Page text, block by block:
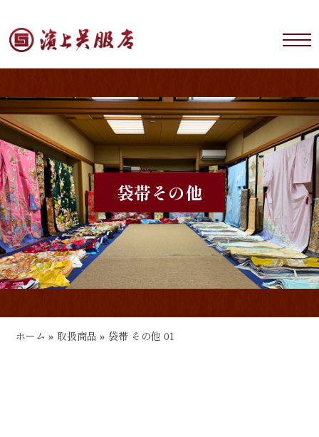
袋帯その他
ホーム »取扱商品 » 袋帯 その他 01